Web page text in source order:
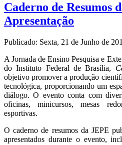
Caderno de Resumos
Apresentação
Publicado: Sexta, 21 de Junho de
A Jornada de Ensino Pesquisa e
do Instituto Federal de Brasília,
objetivo promover a produção
tecnológica, proporcionando um
diálogo. O evento conta com
oficinas, minicursos, mesas
esportivas.
O caderno de resumos da JEPE
apresentados durante o evento,